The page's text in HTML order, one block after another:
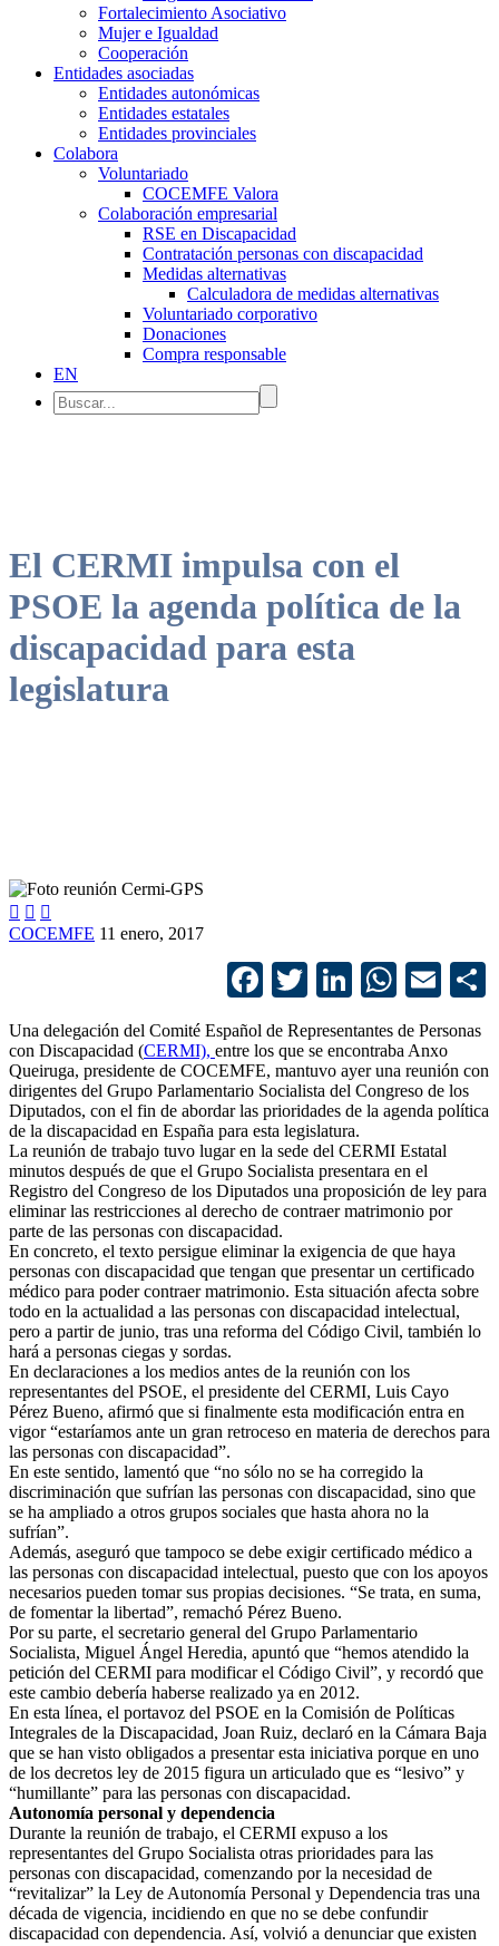
Fortalecimiento Asociativo
Mujer e Igualdad
Cooperación
Entidades asociadas
Entidades autonómicas
Entidades estatales
Entidades provinciales
Colabora
Voluntariado
COCEMFE Valora
Colaboración empresarial
RSE en Discapacidad
Contratación personas con discapacidad
Medidas alternativas
Calculadora de medidas alternativas
Voluntariado corporativo
Donaciones
Compra responsable
EN
El CERMI impulsa con el
PSOE la agenda política de la
discapacidad para esta
legislatura
  
COCEMFE 11 enero, 2017
Facebook
TwitterLinkedIn
Una delegación del Comité Español de Representantes de Personas
con Discapacidad (CERMI), entre los que se encontraba Anxo
Queiruga, presidente de COCEMFE, mantuvo ayer una reunión con
dirigentes del Grupo Parlamentario Socialista del Congreso de los
Diputados, con el fin de abordar las prioridades de la agenda política
de la discapacidad en España para esta legislatura.
La reunión de trabajo tuvo lugar en la sede del CERMI Estatal
minutos después de que el Grupo Socialista presentara en el
Registro del Congreso de los Diputados una proposición de ley para
eliminar las restricciones al derecho de contraer matrimonio por
parte de las personas con discapacidad.
En concreto, el texto persigue eliminar la exigencia de que haya
personas con discapacidad que tengan que presentar un certificado
médico para poder contraer matrimonio. Esta situación afecta sobre
todo en la actualidad a las personas con discapacidad intelectual,
pero a partir de junio, tras una reforma del Código Civil, también lo
hará a personas ciegas y sordas.
En declaraciones a los medios antes de la reunión con los
representantes del PSOE, el presidente del CERMI, Luis Cayo
Pérez Bueno, afirmó que si finalmente esta modificación entra en
vigor “estaríamos ante un gran retroceso en materia de derechos para
las personas con discapacidad”.
En este sentido, lamentó que “no sólo no se ha corregido la
discriminación que sufrían las personas con discapacidad, sino que
se ha ampliado a otros grupos sociales que hasta ahora no la
sufrían”.
Además, aseguró que tampoco se debe exigir certificado médico a
las personas con discapacidad intelectual, puesto que con los apoyos
necesarios pueden tomar sus propias decisiones. “Se trata, en suma,
de fomentar la libertad”, remachó Pérez Bueno.
Por su parte, el secretario general del Grupo Parlamentario
Socialista, Miguel Ángel Heredia, apuntó que “hemos atendido la
petición del CERMI para modificar el Código Civil”, y recordó que
este cambio debería haberse realizado ya en 2012.
En esta línea, el portavoz del PSOE en la Comisión de Políticas
Integrales de la Discapacidad, Joan Ruiz, declaró en la Cámara Baja
que se han visto obligados a presentar esta iniciativa porque en uno
de los decretos ley de 2015 figura un articulado que es “lesivo” y
“humillante” para las personas con discapacidad.
Autonomía personal y dependencia
Durante la reunión de trabajo, el CERMI expuso a los
representantes del Grupo Socialista otras prioridades para las
personas con discapacidad, comenzando por la necesidad de
“revitalizar” la Ley de Autonomía Personal y Dependencia tras una
década de vigencia, incidiendo en que no se debe confundir
discapacidad con dependencia. Así, volvió a denunciar que existen